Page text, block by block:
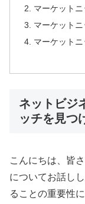
マーケット
マーケット
マーケット
ネットビジ
ッチを見つ
こんにちは、皆
についてお話し
ることの重要性